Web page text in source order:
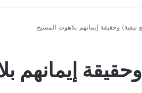
نيقية) وحقيقة إيمانهم بلاهوت المسيح
إيمانهم